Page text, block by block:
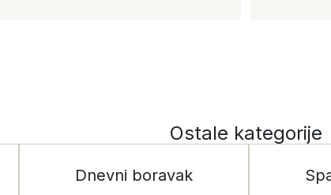
Ostale kategorije
Dnevni boravak